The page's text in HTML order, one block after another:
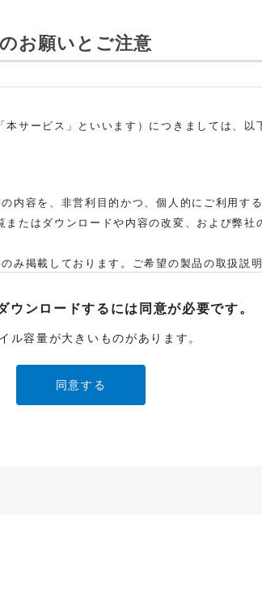
お願いとご注意
サービス」といいます）につきましては、以
内容を、非営利目的かつ、個人的にご利用す
たはダウンロードや内容の改変、および弊社
み掲載しております。ご希望の製品の取扱説
をご提供できない場合がありますので、あら
る専用の製品（レンタル品）につきましては
くださいますようお願いします。
で、あらかじめご了承ください。
ウンロードするには 同意が必要です。
ル容量が大きいものがあります。